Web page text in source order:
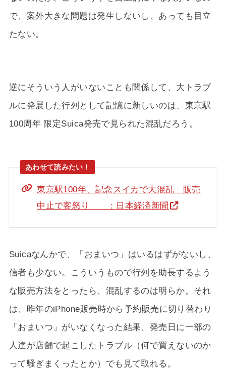
で、案外大きな問題は発生しないし、あっても目立
たない。
逆にそういう人がいないことも関係して、大トラブ
ルに発展した行列として記憶に新しいのは、東京駅
100周年 限定Suica発売で見られた混乱だろう。
東京駅100年、記念スイカで大混乱 販売
中止で客怒り ：日本経済新聞
Suicaなんかで、「おまいつ」はいるはずがないし、
信者も少ない。こういうもので行列を助長するよう
な販売方法をとったら、混乱するのは明らか。それ
は、昨年のiPhone販売時から予約販売に切り替わり
「おまいつ」がいなくなった結果、発売日に一部の
人達が店舗で起こしたトラブル（何で買えないのか
って騒ぎまくったとか）でも見て取れる。